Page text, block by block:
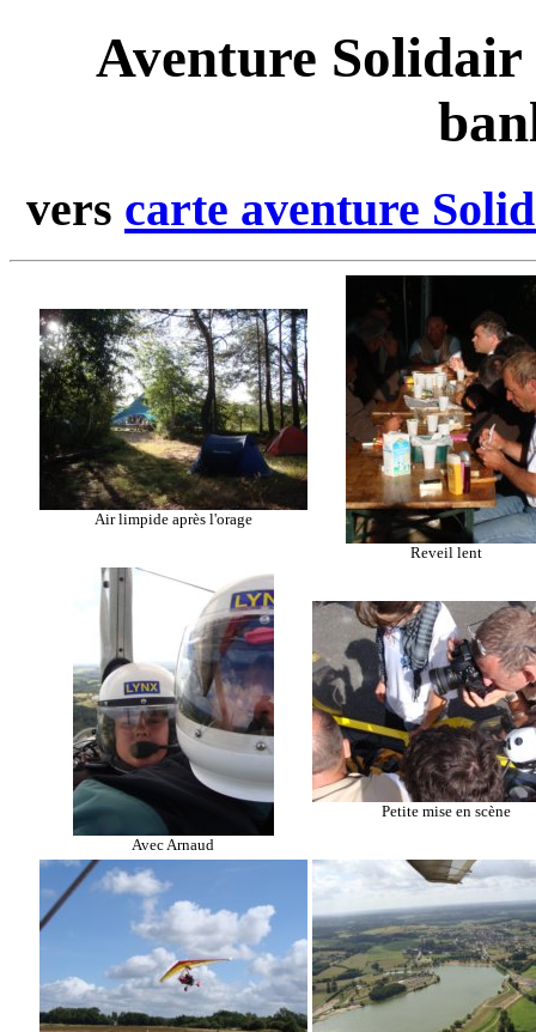
Aventure
vers carte aventure
Air limpide après l'orage
Reveil lent
Avec Arnaud
Petite mise en scène